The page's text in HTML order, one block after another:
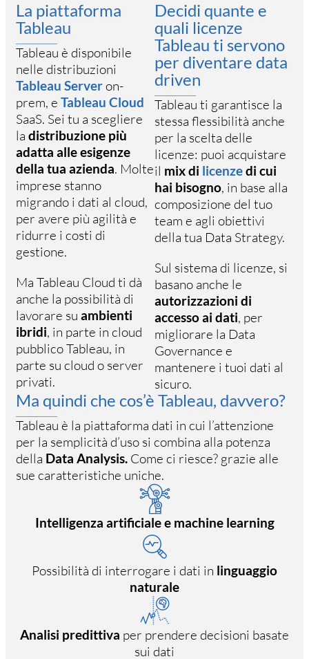
La piattaforma
Tableau
Tableau è disponibile
nelle distribuzioni
Tableau Serveron-
prem, e Tableau Cloud
SaaS. Sei tu a scegliere
la distribuzione più
adatta alle esigenze
della tua azienda. Molte
imprese stanno
migrando i dati al cloud,
per avere più agilità e
ridurre i costi di
gestione.
Ma Tableau Cloud ti dà
anche la possibilità di
lavorare su ambienti
ibridi, in parte in cloud
pubblico Tableau, in
parte su cloud o server
privati.
Decidi quante e
quali licenze
Tableau ti servono
per diventare data
driven
Tableau ti garantisce la
stessa flessibilità anche
per la scelta delle
licenze: puoi acquistare
il mix di licenzedi cui
hai bisogno, in base alla
composizione del tuo
team e agli obiettivi
della tua Data Strategy.
Sul sistema di licenze, si
basano anche le
autorizzazioni di
accesso ai dati, per
migliorare la Data
Governance e
mantenere i tuoi dati al
sicuro.
Ma quindi che cos’è Tableau, davvero?
Tableau è la piattaforma dati in cui l’attenzione
per la semplicità d’uso si combina alla potenza
della Data Analysis. Come ci riesce? grazie alle
sue caratteristiche uniche.
Intelligenza artificiale e machine learning
Possibilità di interrogare i dati in linguaggio
naturale
Analisi predittiva per prendere decisioni basate
sui dati